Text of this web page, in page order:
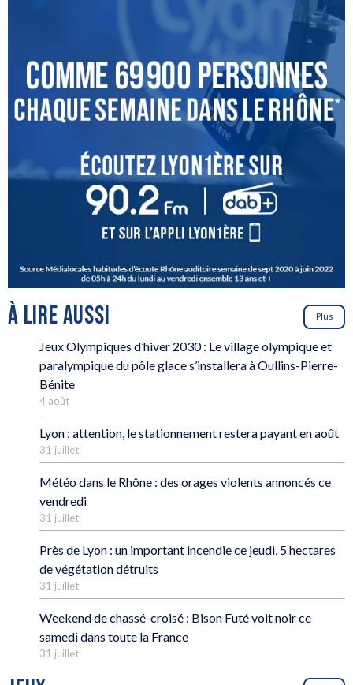
À LIRE AUSSI Plus
Jeux Olympiques d’hiver 2030 : Le village olympique et
paralympique du pôle glace s’installera à Oullins-Pierre-
Bénite
4 août
Lyon : attention, le stationnement restera payant en août
31 juillet
Météo dans le Rhône : des orages violents annoncés ce
vendredi
31 juillet
Près de Lyon : un important incendie ce jeudi, 5 hectares
de végétation détruits
31 juillet
Weekend de chassé-croisé : Bison Futé voit noir ce
samedi dans toute la France
31 juillet